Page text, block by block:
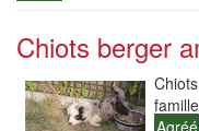
Chiots berger
Agréé